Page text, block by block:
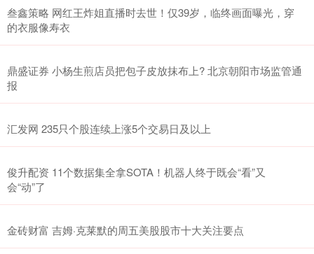
叁鑫策略 网红王炸姐直播时去世！仅39岁，临终画面曝光，穿
的衣服像寿衣
鼎盛证券 小杨生煎店员把包子皮放抹布上? 北京朝阳市场监管通
报
汇发网 235只个股连续上涨5个交易日及以上
俊升配资 11个数据集全拿SOTA！机器人终于既会“看”又
会“动”了
金砖财富 吉姆·克莱默的周五美股股市十大关注要点